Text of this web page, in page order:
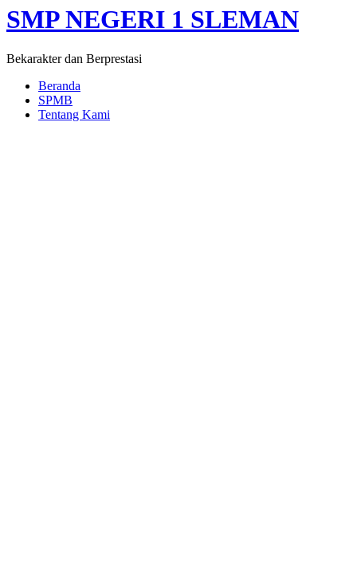
SMP NEGERI 1 SLEMAN
Bekarakter dan Berprestasi
Beranda
SPMB
Tentang Kami